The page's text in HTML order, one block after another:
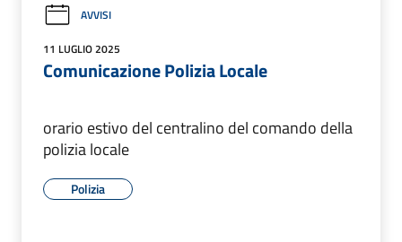
AVVISI
11 LUGLIO 2025
Comunicazione Polizia Locale
orario estivo del centralino del comando della
polizia locale
Polizia